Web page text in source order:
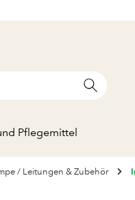
Pflegemittel
/ Leitungen & Zubehör